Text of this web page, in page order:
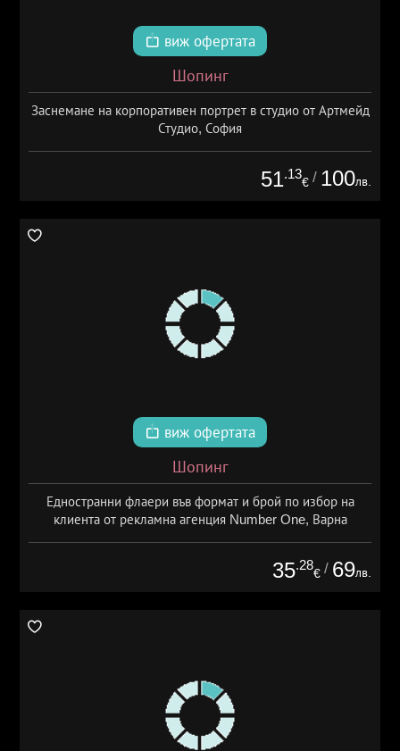
виж офертата
Шопинг
Заснемане на корпоративен портрет в студио от Артмейд
Студио, София
51.13
€ / 100лв.
виж офертата
Шопинг
Едностранни флаери във формат и брой по избор на
клиента от рекламна агенция Number One, Варна
35.28
€ / 69лв.